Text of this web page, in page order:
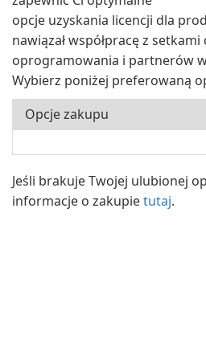
opcje uzyskania licencji dla
nawiązał współpracę z
oprogramowania i partnerów
Wybierz poniżej preferowaną
Opcje zakupu
Jeśli brakuje Twojej ulubionej
informacje o zakupietutaj.